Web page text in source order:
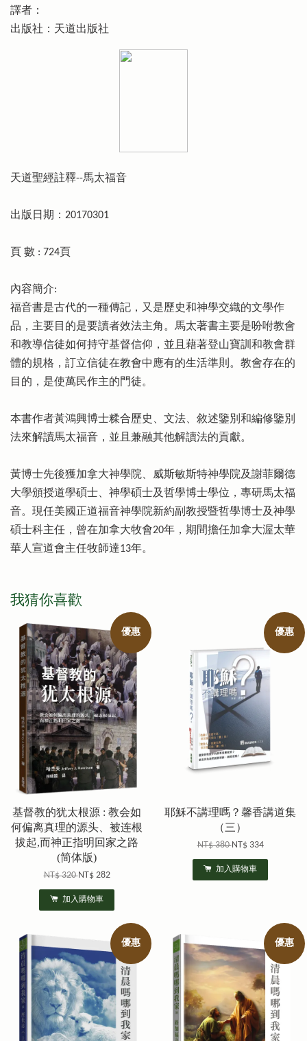
譯者：
出版社：天道出版社
天道聖經註釋--馬太福音
出版日期：20170301
頁 數 : 724頁
內容簡介:
福音書是古代的一種傳記，又是歷史和神學交織的文學作
品，主要目的是要讀者效法主角。馬太著書主要是吩咐教會
和教導信徒如何持守基督信仰，並且藉著登山寶訓和教會群
體的規格，訂立信徒在教會中應有的生活準則。教會存在的
目的，是使萬民作主的門徒。
本書作者黃鴻興博士糅合歷史、文法、敘述鑒別和編修鑒別
法來解讀馬太福音，並且兼融其他解讀法的貢獻。
黃博士先後獲加拿大神學院、威斯敏斯特神學院及謝菲爾德
大學頒授道學碩士、神學碩士及哲學博士學位，專研馬太福
音。現任美國正道福音神學院新約副教授暨哲學博士及神學
碩士科主任，曾在加拿大牧會20年，期間擔任加拿大渥太華
華人宣道會主任牧師達13年。
我猜你喜歡
優惠
基督教的犹太根源 : 教会如
何偏离真理的源头、被连根
拔起,而神正指明回家之路
(简体版)
NT$ 320NT$ 282
加入購物車
優惠
耶穌不講理嗎？馨香講道集
（三）
NT$ 380NT$ 334
加入購物車
優惠 優惠